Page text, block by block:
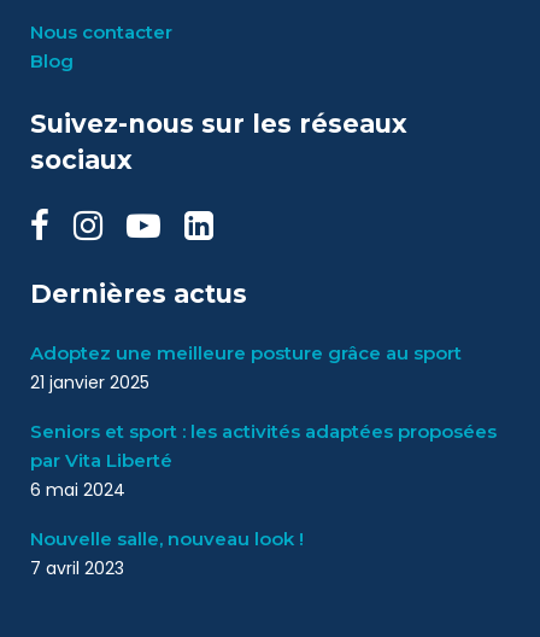
Nous contacter
Blog
Suivez-nous sur les réseaux
sociaux
Dernières actus
Adoptez une meilleure posture grâce au sport
21 janvier 2025
Seniors et sport : les activités adaptées proposées
par Vita Liberté
6 mai 2024
Nouvelle salle, nouveau look !
7 avril 2023